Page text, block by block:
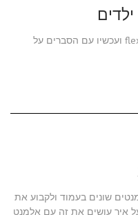
במאמר הזה אני ממשיך בהסבר על flexbox ועכשיו עם הסברים על
שונים בעמוד ולקבוע את
איך עושים את זה עם אלמנט